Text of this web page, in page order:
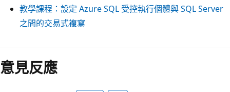
教學課程：設定 Azure SQL 受控執行個體與 SQL Server
之間的交易式複寫
意見反應